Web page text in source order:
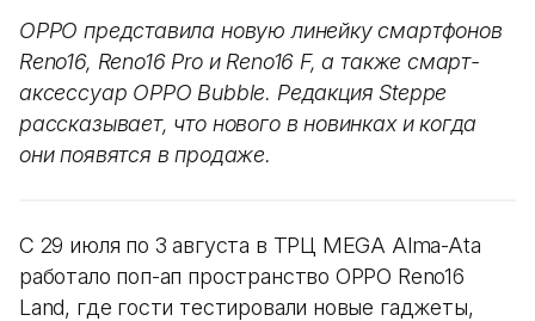
OPPO представила новую линейку смартфонов
Reno16, Reno16 Pro и Reno16 F, а также смарт-
аксессуар OPPO Bubble. Редакция Steppe
рассказывает, что нового в новинках и когда
они появятся в продаже.
С 29 июля по 3 августа в ТРЦ MEGA Alma-Ata
работало поп-ап пространство OPPO Reno16
Land, где гости тестировали новые гаджеты,